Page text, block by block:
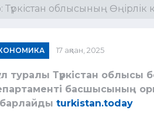
Түркістан облысының
17 ақпан, 2025
туралы Түркістан
басшысының
turkistan.today